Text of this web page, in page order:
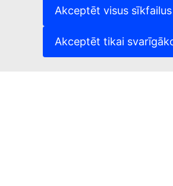
Akceptēt visus sīkfailus
Akceptēt tikai
(Ārēja saite)
Privātuma aizsardzība
Juridisks paziņojums (Ārēja saite)